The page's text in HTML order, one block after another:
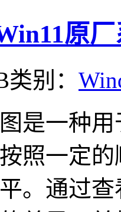
原
类别：
一种用
照一定
。通过